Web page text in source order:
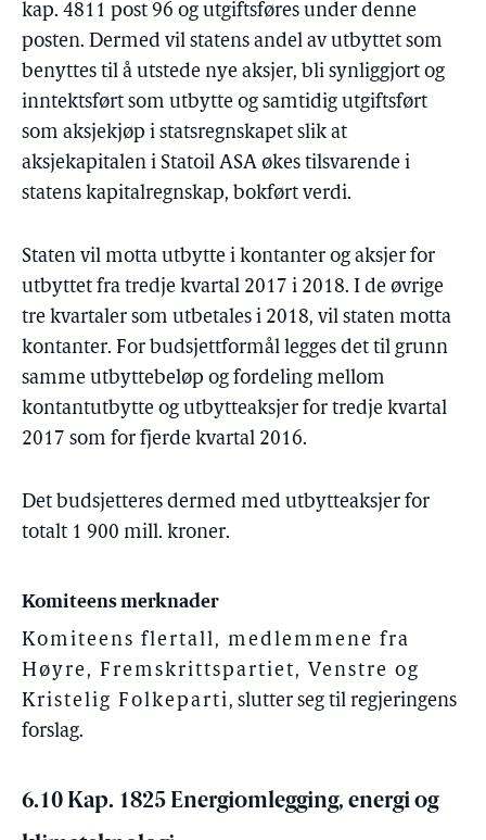
kap. 4811 post 96 og utgiftsføres under denne
posten. Dermed vil statens andel av utbyttet som
benyttes til å utstede nye aksjer, bli synliggjort og
inntektsført som utbytte og samtidig utgiftsført
som aksjekjøp i statsregnskapet slik at
aksjekapitalen i Statoil ASA økes tilsvarende i
statens kapitalregnskap, bokført verdi.
Staten vil motta utbytte i kontanter og aksjer for
utbyttet fra tredje kvartal 2017 i 2018. I de øvrige
tre kvartaler som utbetales i 2018, vil staten motta
kontanter. For budsjettformål legges det til grunn
samme utbyttebeløp og fordeling mellom
kontantutbytte og utbytteaksjer for tredje kvartal
2017 som for fjerde kvartal 2016.
Det budsjetteres dermed med utbytteaksjer for
totalt 1 900 mill. kroner.
Komiteens merknader
Komiteens flertall, medlemmene fra
Høyre, Fremskrittspartiet, Venstre og
Kristelig Folkeparti, slutter seg til regjeringens
forslag.
6.10 Kap. 1825 Energiomlegging, energi og